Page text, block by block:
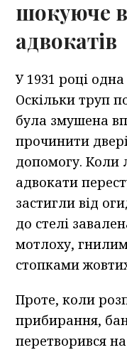
шокуюче
адвокатів
У 1931 році
Оскільки труп
була змушена
прочинити
допомогу. Коли
адвокати
застигли від
до стелі
мотлоху,
стопками
Проте, коли
прибирання,
перетворився